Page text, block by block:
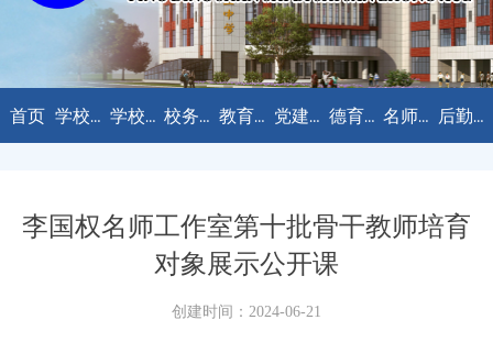
首页 学校概况 学校新闻 校务公开 教育教学 党建工作 德育天地 名师工作室 后勤服务
李国权名师工作室第十批骨干教师培育
对象展示公开课
创建时间： 2024-06-21